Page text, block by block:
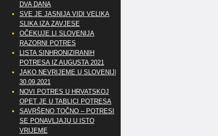
DVA DANA
SVE JE JASNIJA VIDI VELIKA
SLIKA IZA ZAVJESE
OČEKUJE LI SLOVENIJA
RAZORNI POTRES
LISTA SINHRONIZIRANIH
POTRESA IZ AUGUSTA 2021
JAKO NEVRIJEME U SLOVENIJI
30.09.2021
NOVI POTRES U HRVATSKOJ
OPET JE U TABLICI POTRESA
SAVRŠENO TOČNO – POTRESI
SE PONAVLJAJU U ISTO
VRIJEME